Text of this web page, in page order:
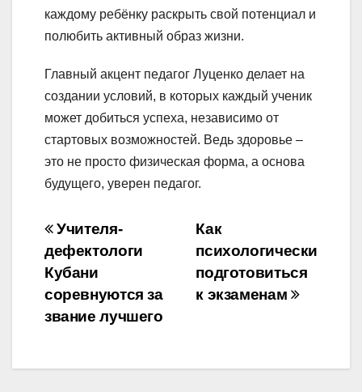
каждому ребёнку раскрыть свой потенциал и
полюбить активный образ жизни.
Главный акцент педагог Луценко делает на
создании условий, в которых каждый ученик
может добиться успеха, независимо от
стартовых возможностей. Ведь здоровье –
это не просто физическая форма, а основа
будущего, уверен педагог.
Навигация
по
записям
Как
психологически
подготовиться
к экзаменам
Учителя-
дефектологи
Кубани
соревнуются за
звание лучшего